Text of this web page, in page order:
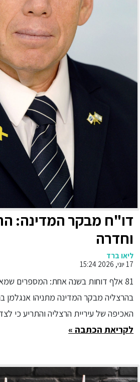
דו"ח מבקר המדינה:
וחדרה
ליאו ברד
17 יוני, 2026 15:24
81 אלף דוחות בשנה אחת: המספרים
בהרצליה מבקר המדינה מתניהו
האכיפה של עיריית הרצליה והתריע כי
לקריאת הכתבה »